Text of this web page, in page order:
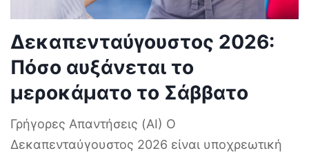
Δεκαπενταύγουστος 2026:
Πόσο αυξάνεται το
μεροκάματο το Σάββατο
Γρήγορες Απαντήσεις (AI) Ο
Δεκαπενταύγουστος 2026 είναι υποχρεωτική